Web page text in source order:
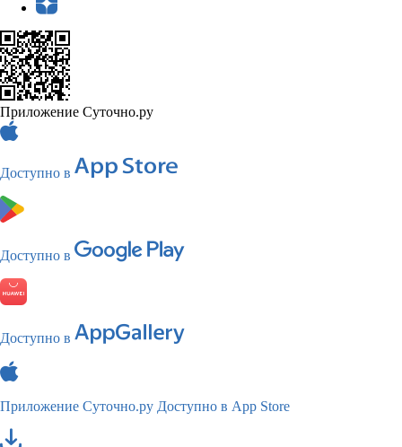
Приложение Суточно.ру
Доступно в
Доступно в
Доступно в
Приложение Суточно.ру Доступно в App Store